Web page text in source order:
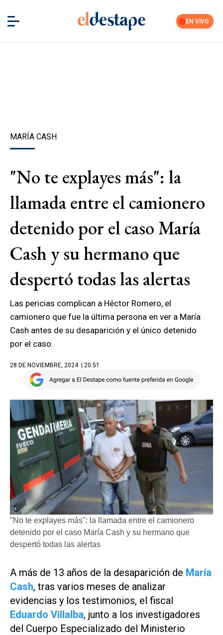
EN VIVO
MARÍA CASH
"No te explayes más": la
llamada entre el camionero
detenido por el caso María
Cash y su hermano que
despertó todas las alertas
Las pericias complican a Héctor Romero, el
camionero que fue la última persona en ver a María
Cash antes de su desaparición y el único detenido
por el caso.
28 DE NOVIEMBRE, 2024 | 20.51
"No te explayes más": la llamada entre el camionero
detenido por el caso María Cash y su hermano que
despertó todas las alertas
A más de 13 años de la desaparición de María
Cash, tras varios meses de analizar
evidencias y los testimonios, el fiscal
Eduardo Villalba, junto a los investigadores
del Cuerpo Especializado del Ministerio